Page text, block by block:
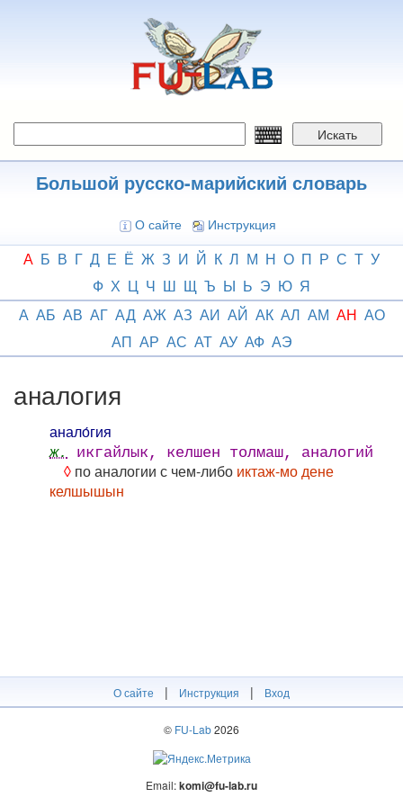
Искать
Большой русско-марийский словарь
О сайте Инструкция
А Б В Г Д Е Ё Ж З И Й К Л М Н О П Р С Т У
Ф Х Ц Ч Ш Щ Ъ Ы Ь Э Ю Я
А АБ АВ АГ АД АЖ АЗ АИ АЙ АК АЛ АМ АН АО
АП АР АС АТ АУ АФ АЭ
аналогия
анало́гия
ж. икгайлык, келшен толмаш, аналогий
◊ по аналогии с чем-либо иктаж-мо дене
келшышын
О сайте | Инструкция | Вход
© FU-Lab2026
Email:komi@fu-lab.ru